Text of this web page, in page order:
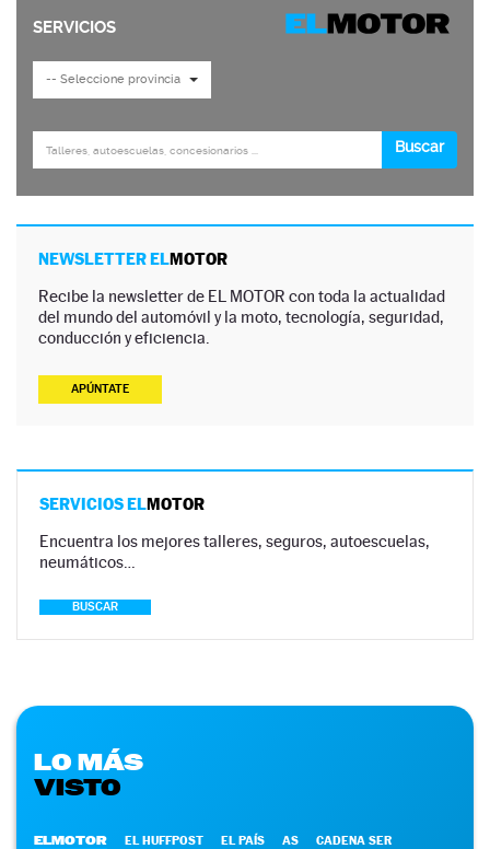
NEWSLETTER ELMOTOR
Recibe la newsletter de EL MOTOR con toda la actualidad
del mundo del automóvil y la moto, tecnología, seguridad,
conducción y eficiencia.
APÚNTATE
SERVICIOS ELMOTOR
Encuentra los mejores talleres, seguros, autoescuelas,
neumáticos…
BUSCAR
LO MÁS
VISTO
ELMOTOR EL HUFFPOST EL PAÍS AS CADENA SER